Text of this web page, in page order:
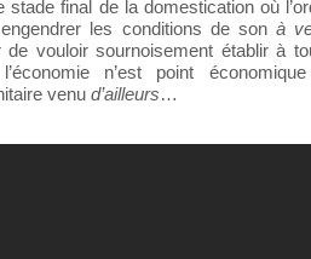
final de la domestication où
les conditions de son à
vouloir sournoisement établir à
n’est point
venu d’ailleurs…